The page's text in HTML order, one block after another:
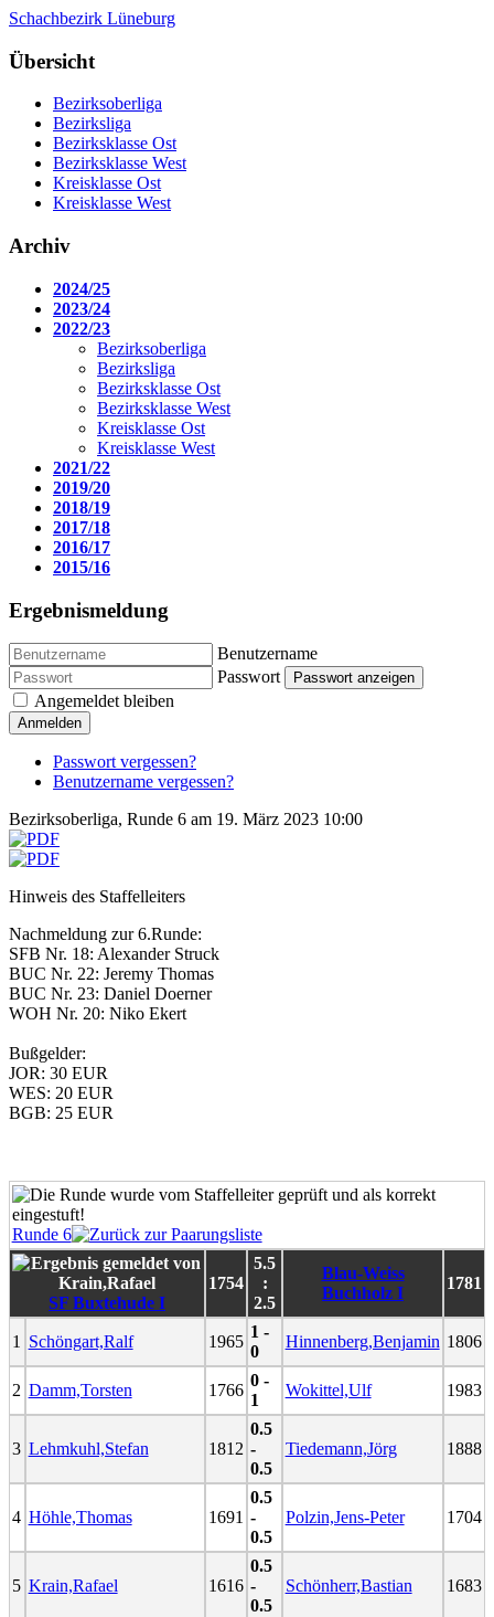
Schachbezirk Lüneburg
Übersicht
Bezirksoberliga
Bezirksliga
Bezirksklasse Ost
Bezirksklasse West
Kreisklasse Ost
Kreisklasse West
Archiv
2024/25
2023/24
2022/23
Bezirksoberliga
Bezirksliga
Bezirksklasse Ost
Bezirksklasse West
Kreisklasse Ost
Kreisklasse West
2021/22
2019/20
2018/19
2017/18
2016/17
2015/16
Ergebnismeldung
Benutzername
Passwort
Passwort anzeigen
Angemeldet bleiben
Anmelden
Passwort vergessen?
Benutzername vergessen?
Bezirksoberliga, Runde 6 am 19. März 2023 10:00
Hinweis des Staffelleiters
Nachmeldung zur 6.Runde:
SFB Nr. 18: Alexander Struck
BUC Nr. 22: Jeremy Thomas
BUC Nr. 23: Daniel Doerner
WOH Nr. 20: Niko Ekert
Bußgelder:
JOR: 30 EUR
WES: 20 EUR
BGB: 25 EUR
Runde 6
SF Buxtehude I
1754
5.5
:
2.5
Blau-Weiss
Buchholz I
1781
1 Schöngart,Ralf 1965
1 -
0
Hinnenberg,Benjamin 1806
2 Damm,Torsten 1766
0 -
1
Wokittel,Ulf 1983
3 Lehmkuhl,Stefan 1812
0.5
-
0.5
Tiedemann,Jörg 1888
4 Höhle,Thomas 1691
0.5
-
0.5
Polzin,Jens-Peter 1704
5 Krain,Rafael 1616
0.5
-
0.5
Schönherr,Bastian 1683